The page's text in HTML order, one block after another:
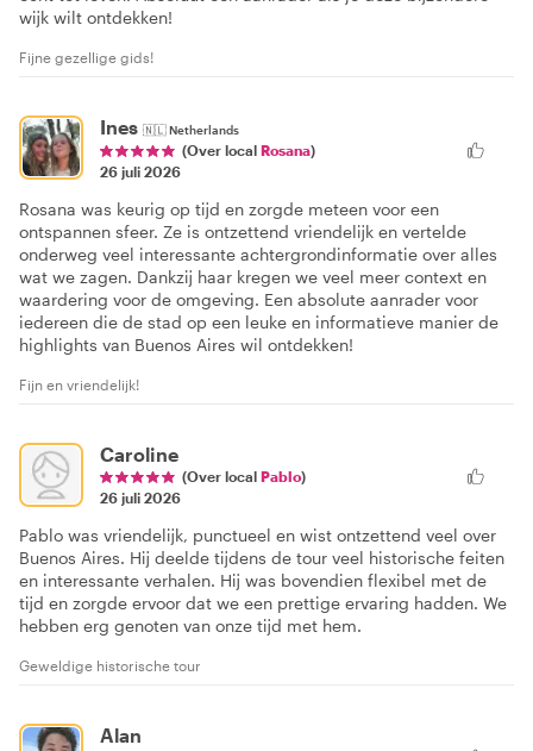
wijk wilt ontdekken!
Fijne gezellige gids!
Ines 🇳🇱Netherlands
(Over local Rosana)
26 juli 2026
Rosana was keurig op tijd en zorgde meteen voor een
ontspannen sfeer. Ze is ontzettend vriendelijk en vertelde
onderweg veel interessante achtergrondinformatie over alles
wat we zagen. Dankzij haar kregen we veel meer context en
waardering voor de omgeving. Een absolute aanrader voor
iedereen die de stad op een leuke en informatieve manier de
highlights van Buenos Aires wil ontdekken!
Fijn en vriendelijk!
Caroline
(Over local Pablo)
26 juli 2026
Pablo was vriendelijk, punctueel en wist ontzettend veel over
Buenos Aires. Hij deelde tijdens de tour veel historische feiten
en interessante verhalen. Hij was bovendien flexibel met de
tijd en zorgde ervoor dat we een prettige ervaring hadden. We
hebben erg genoten van onze tijd met hem.
Geweldige historische tour
Alan